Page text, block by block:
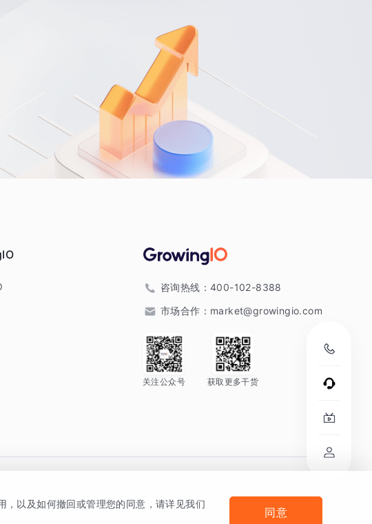
咨询热线： 400-102-8388
市场合作： market@growingio.com
关注公众号 获取更多干货
法律声明及隐私条款
以及如何撤回或管理您的同意，请详见我们
同意